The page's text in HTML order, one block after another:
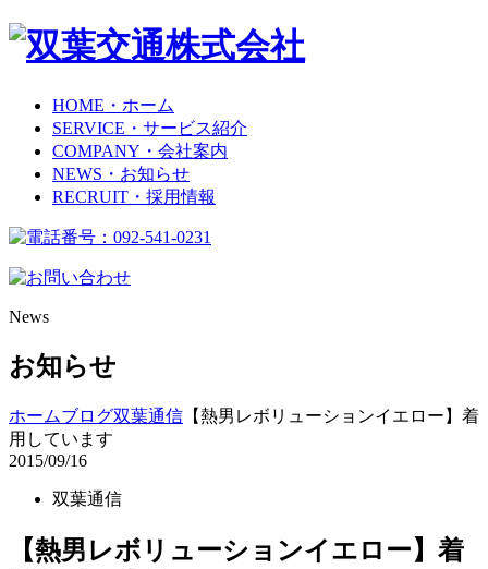
HOME ・ホーム
SERVICE ・サービス紹介
COMPANY ・会社案内
NEWS ・お知らせ
RECRUIT ・採用情報
News
お知らせ
ホームブログ双葉通信 【熱男レボリューションイエロー】着
用しています
2015/09/16
双葉通信
【熱男レボリューションイエロー】着